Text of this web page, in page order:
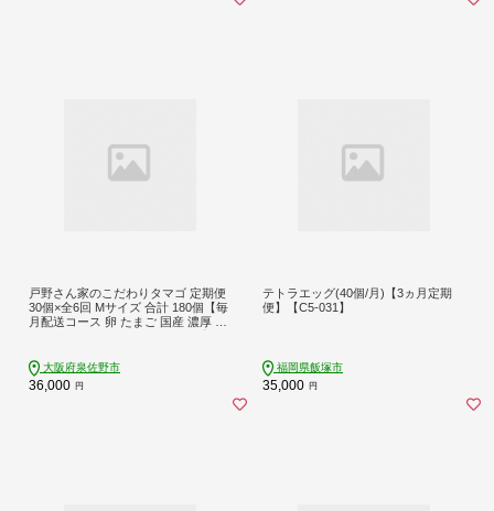
戸野さん家のこだわりタマゴ 定期便
30個×全6回 Mサイズ 合計 180個【毎
月配送コース 卵 たまご 国産 濃厚 と
大阪府泉佐野市
36,000 円
テトラエッグ(40個/月)【3ヵ月定期
便】【C5-031】
福岡県飯塚市
35,000 円